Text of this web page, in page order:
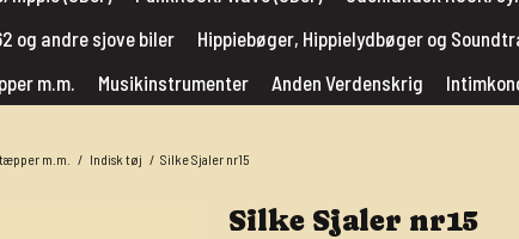
og andre sjove biler
Hippiebøger, Hippielydbøger og
m.m.
Musikinstrumenter Anden Verdenskrig
m.m. / Indisk tøj / Silke Sjaler nr15
Silke Sjaler nr15